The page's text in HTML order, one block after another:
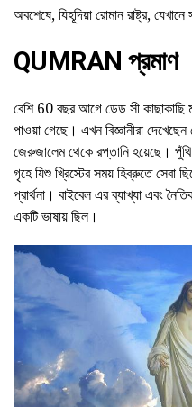
অবশেষে, যিহূদিয়া রোমান রাষ্ট্র,
QUMRAN প্রমাণ
বেশি 60 বছর আগেডেড সী কাছাকাছি
পাওয়া গেছে। এখন বিজ্ঞানীরা
জেরুজালেম থেকে রপ্তানি হয়েছে।
গৃহে যিশু খ্রিস্টের সময় হিব্রুতে সেবা
প্রার্থনা। বাইবেল এর ব্যাখ্যা এবং
একটি ভাষায় ছিল।